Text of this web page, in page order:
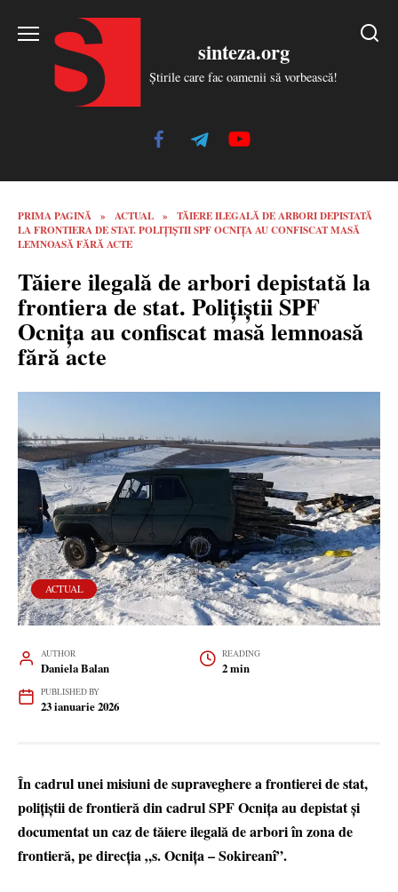
sinteza.org
Știrile care fac oamenii să vorbească!
PRIMA PAGINĂ » ACTUAL »
TĂIERE ILEGALĂ DE ARBORI DEPISTATĂ
LA FRONTIERA DE STAT. POLIȚIȘTII SPF OCNIȚA AU CONFISCAT MASĂ
LEMNOASĂ FĂRĂ ACTE
Tăiere ilegală de arbori depistată la
frontiera de stat. Polițiștii SPF
Ocnița au confiscat masă lemnoasă
fără acte
ACTUAL
AUTHOR
Daniela Balan
READING
2 min
PUBLISHED BY
23 ianuarie 2026
În cadrul unei misiuni de supraveghere a frontierei de stat,
polițiștii de frontieră din cadrul SPF Ocnița au depistat și
documentat un caz de tăiere ilegală de arbori în zona de
frontieră, pe direcția „s. Ocnița – Sokireanî”.